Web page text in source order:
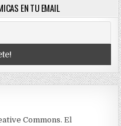
EN TU EMAIL
Commons. El